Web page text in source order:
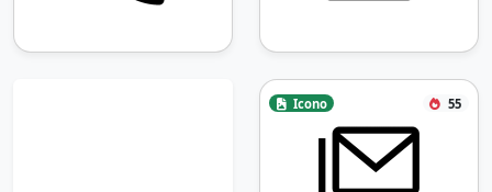
Icono 55